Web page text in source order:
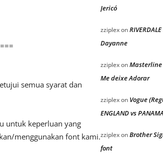
semua syarat dan
untuk keperluan yang
menggunakan font kami.
Jericó
zziplexon
Dayanne
zziplexon
Me deixe Adorar
zziplexon Vogue
ENGLAND vs PANAMA
zziplexonBrother
font